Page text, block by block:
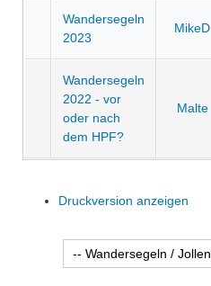
Wandersegeln
2023
MikeD
Wandersegeln
2022 - vor
oder nach
dem HPF?
Malte
Druckversion anzeigen